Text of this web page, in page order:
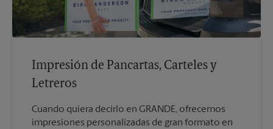
Impresión de Pancartas, Carteles y
Letreros
Cuando quiera decirlo en GRANDE, ofrecemos
impresiones personalizadas de gran formato en